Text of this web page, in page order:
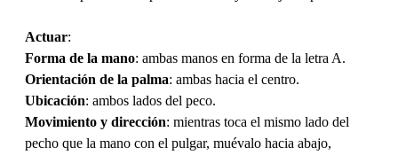
Actuar:
Forma de la mano: ambas manos en forma de la letra A.
Orientación de la palma: ambas hacia el centro.
Ubicación: ambos lados del peco.
Movimiento y dirección: mientras toca el mismo lado del
pecho que la mano con el pulgar, muévalo hacia abajo,